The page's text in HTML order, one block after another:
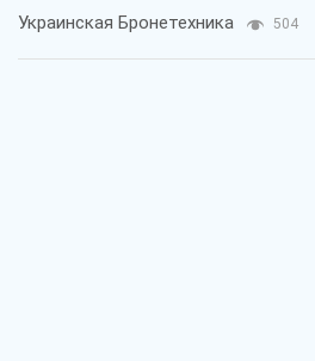
Украинская Бронетехника 504